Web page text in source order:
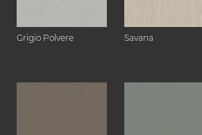
Grigio Polvere Savana